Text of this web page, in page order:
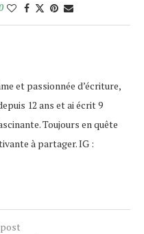
et passionnée d’écriture,
12 ans et ai écrit 9
Toujours en quête
à partager. IG :